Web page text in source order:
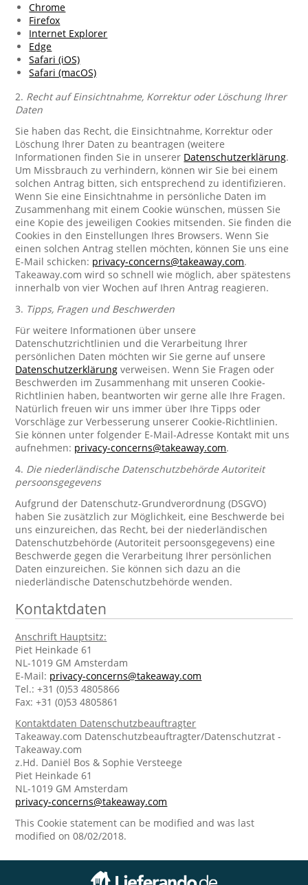
Chrome
Firefox
Internet Explorer
Edge
Safari (iOS)
Safari (macOS)
2. Recht auf Einsichtnahme, Korrektur oder Löschung Ihrer
Daten
Sie haben das Recht, die Einsichtnahme, Korrektur oder
Löschung Ihrer Daten zu beantragen (weitere
Informationen finden Sie in unserer Datenschutzerklärung.
Um Missbrauch zu verhindern, können wir Sie bei einem
solchen Antrag bitten, sich entsprechend zu identifizieren.
Wenn Sie eine Einsichtnahme in persönliche Daten im
Zusammenhang mit einem Cookie wünschen, müssen Sie
eine Kopie des jeweiligen Cookies mitsenden. Sie finden die
Cookies in den Einstellungen Ihres Browsers. Wenn Sie
einen solchen Antrag stellen möchten, können Sie uns eine
E-Mail schicken: privacy-concerns@takeaway.com.
Takeaway.com wird so schnell wie möglich, aber spätestens
innerhalb von vier Wochen auf Ihren Antrag reagieren.
3. Tipps, Fragen und Beschwerden
Für weitere Informationen über unsere
Datenschutzrichtlinien und die Verarbeitung Ihrer
persönlichen Daten möchten wir Sie gerne auf unsere
Datenschutzerklärung verweisen. Wenn Sie Fragen oder
Beschwerden im Zusammenhang mit unseren Cookie-
Richtlinien haben, beantworten wir gerne alle Ihre Fragen.
Natürlich freuen wir uns immer über Ihre Tipps oder
Vorschläge zur Verbesserung unserer Cookie-Richtlinien.
Sie können unter folgender E-Mail-Adresse Kontakt mit uns
aufnehmen: privacy-concerns@takeaway.com.
4. Die niederländische Datenschutzbehörde Autoriteit
persoonsgegevens
Aufgrund der Datenschutz-Grundverordnung (DSGVO)
haben Sie zusätzlich zur Möglichkeit, eine Beschwerde bei
uns einzureichen, das Recht, bei der niederländischen
Datenschutzbehörde (Autoriteit persoonsgegevens) eine
Beschwerde gegen die Verarbeitung Ihrer persönlichen
Daten einzureichen. Sie können sich dazu an die
niederländische Datenschutzbehörde wenden.
Kontaktdaten
Anschrift Hauptsitz:
Piet Heinkade 61
NL-1019 GM Amsterdam
E-Mail: privacy-concerns@takeaway.com
Tel.: +31 (0)53 4805866
Fax: +31 (0)53 4805861
Kontaktdaten Datenschutzbeauftragter
Takeaway.com Datenschutzbeauftragter/Datenschutzrat -
Takeaway.com
z.Hd. Daniël Bos & Sophie Versteege
Piet Heinkade 61
NL-1019 GM Amsterdam
privacy-concerns@takeaway.com
This Cookie statement can be modified and was last
modified on 08/02/2018.